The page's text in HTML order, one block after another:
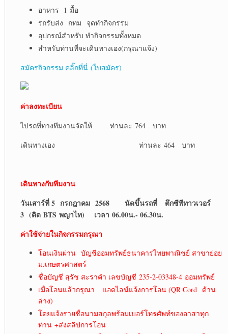
อาหาร 1 มื้อ
รถรับส่ง กทม จุดทำกิจกรรม
อุปกรณ์สำหรับ ทำกิจกรรมทั้งหมด
สำหรับท่านที่จะเดินทางเอง(กรุณาแจ้ง)
สมัครกิจกรรม คลิ๊กที่นี่ (ใบสมัคร)
ค่าลงทะเบียน
ไปรถที่ทางทีมงานจัดให้ ท่านละ 764 บาท
เดินทางเอง ท่านละ 464 บาท
เดินทางกับทีมงาน
วันเสาร์ที่ 5 กรกฎาคม 2568 นัดขึ้นรถที่ตึกซีพีทาวเวอร์
3 (ติด BTS พญาไท) เวลา 06.00น.- 06.30น.
ค่าใช้จ่ายในกิจกรรมกรุณา
โอนเงินผ่าน บัญชีออมทรัพย์ธนาคารไทยพาณิชย์ สาขาย่อย
ม.เกษตรศาสตร์
ชื่อบัญชี สุรัช สะราคำ เลขบัญชี 235-2-03348-4 ออมทรัพย์
เมื่อโอนแล้วกรุณา แอดไลน์แจ้งการโอน (QR Cord ด้าน
ล่าง)
โดยแจ้งรายชื่อนามสกุลพร้อมเบอร์โทรศัพท์ของอาสาทุก
ท่าน +ส่งสลิปการโอน